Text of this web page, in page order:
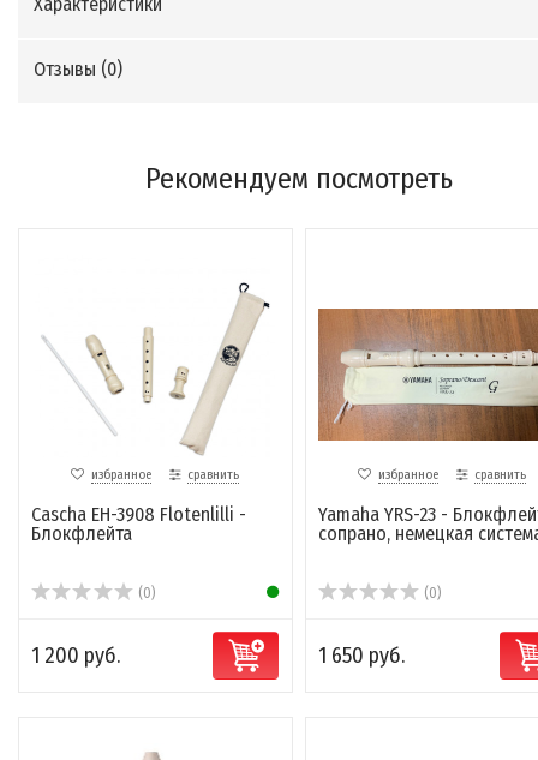
Характеристики
Отзывы (0)
Рекомендуем посмотреть
избранное сравнить
Cascha EH-3908 Flotenlilli -
Блокфлейта
(0)
1 200 руб.
избранное сравнить
Yamaha YRS-23 -
сопрано, немецкая
(0)
1 650 руб.